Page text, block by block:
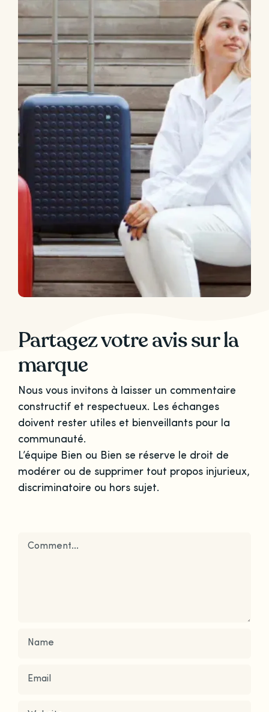
Partagez votre avis sur la
marque
Nous vous invitons à laisser un commentaire
constructif et respectueux. Les échanges
doivent rester utiles et bienveillants pour la
communauté.
L’équipe Bien ou Bien se réserve le droit de
modérer ou de supprimer tout propos injurieux,
discriminatoire ou hors sujet.
Comment